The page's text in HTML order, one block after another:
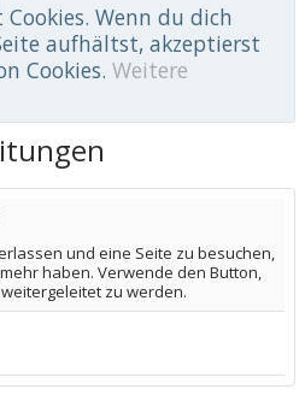
Wenn du dich
aufhältst, akzeptierst
Cookies. Weitere
und eine Seite zu besuchen,
haben. Verwende den Button,
zu werden.